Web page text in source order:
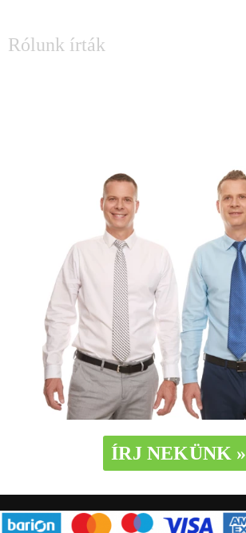
Rólunk írták
ÍRJ NEKÜNK »